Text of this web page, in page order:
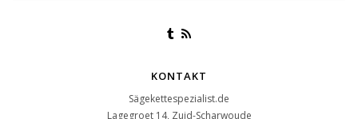
KONTAKT
Sägekettespezialist.de
Lagegroet 14, Zuid-Scharwoude